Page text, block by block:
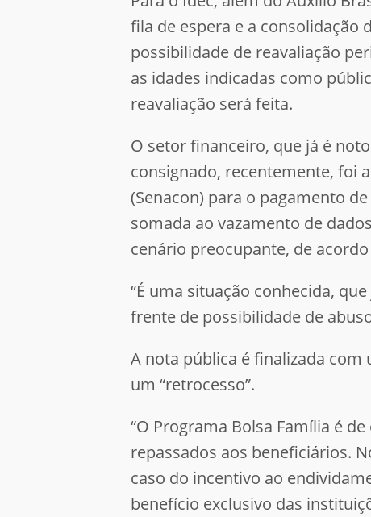
fila de espera e a consolidação
possibilidade de reavaliação
as idades indicadas como
reavaliação será feita.
O setor financeiro, que já é
consignado, recentemente, foi
(Senacon) para o pagamento
somada ao vazamento de
cenário preocupante, de
“É uma situação conhecida,
frente de possibilidade de
A nota pública é finalizada
um “retrocesso”.
“O Programa Bolsa Família é
repassados aos beneficiários.
caso do incentivo ao
benefício exclusivo das